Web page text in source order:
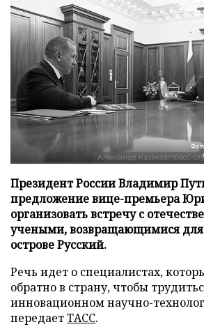
Президент России Владимир
предложение вице-премьера
организовать встречу с
учеными, возвращающимися для
острове Русский.
Речь идет о специалистах,
обратно в страну, чтобы
инновационном научно-
передаетТАСС.